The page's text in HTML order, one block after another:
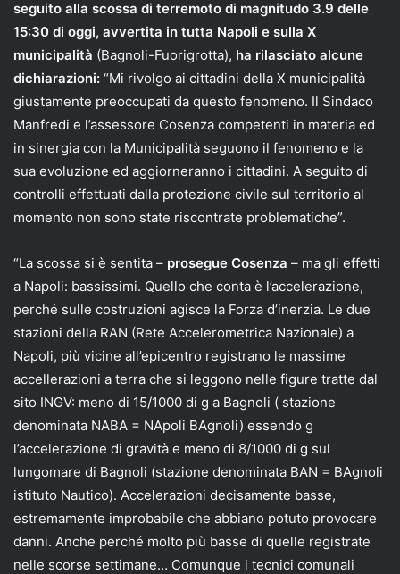
seguito alla scossa di terremoto di magnitudo 3.9 delle
15:30 di oggi, avvertita in tutta Napoli e sulla X
municipalità (Bagnoli-Fuorigrotta), ha rilasciato alcune
dichiarazioni: “Mi rivolgo ai cittadini della X municipalità
giustamente preoccupati da questo fenomeno. Il Sindaco
Manfredi e l’assessore Cosenza competenti in materia ed
in sinergia con la Municipalità seguono il fenomeno e la
sua evoluzione ed aggiorneranno i cittadini. A seguito di
controlli effettuati dalla protezione civile sul territorio al
momento non sono state riscontrate problematiche”.
“La scossa si è sentita – prosegue Cosenza – ma gli effetti
a Napoli: bassissimi. Quello che conta è l’accelerazione,
perché sulle costruzioni agisce la Forza d’inerzia. Le due
stazioni della RAN (Rete Accelerometrica Nazionale) a
Napoli, più vicine all’epicentro registrano le massime
accellerazioni a terra che si leggono nelle figure tratte dal
sito INGV: meno di 15/1000 di g a Bagnoli ( stazione
denominata NABA = NApoli BAgnoli) essendo g
l’accelerazione di gravità e meno di 8/1000 di g sul
lungomare di Bagnoli (stazione denominata BAN = BAgnoli
istituto Nautico). Accelerazioni decisamente basse,
estremamente improbabile che abbiano potuto provocare
danni. Anche perché molto più basse di quelle registrate
nelle scorse settimane… Comunque i tecnici comunali